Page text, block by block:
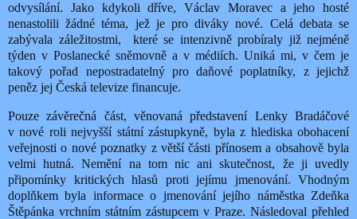
odvysílání. Jako kdykoli dříve, Václav Moravec a jeho hosté
nenastolili žádné téma, jež je pro diváky nové. Celá debata se
zabývala záležitostmi, které se intenzivně probíraly již nejméně
týden v Poslanecké sněmovně a v médiích. Uniká mi, v čem je
takový pořad nepostradatelný pro daňové poplatníky, z jejichž
peněz jej Česká televize financuje.
Pouze závěrečná část, věnovaná představení Lenky Bradáčové
v nové roli nejvyšší státní zástupkyně, byla z hlediska obohacení
veřejnosti o nové poznatky z větší části přínosem a obsahově byla
velmi hutná. Nemění na tom nic ani skutečnost, že ji uvedly
připomínky kritických hlasů proti jejímu jmenování. Vhodným
doplňkem byla informace o jmenování jejího náměstka Zdeňka
Štěpánka vrchním státním zástupcem v Praze. Následoval přehled